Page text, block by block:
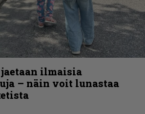
ilmaisia
– näin voit lunastaa